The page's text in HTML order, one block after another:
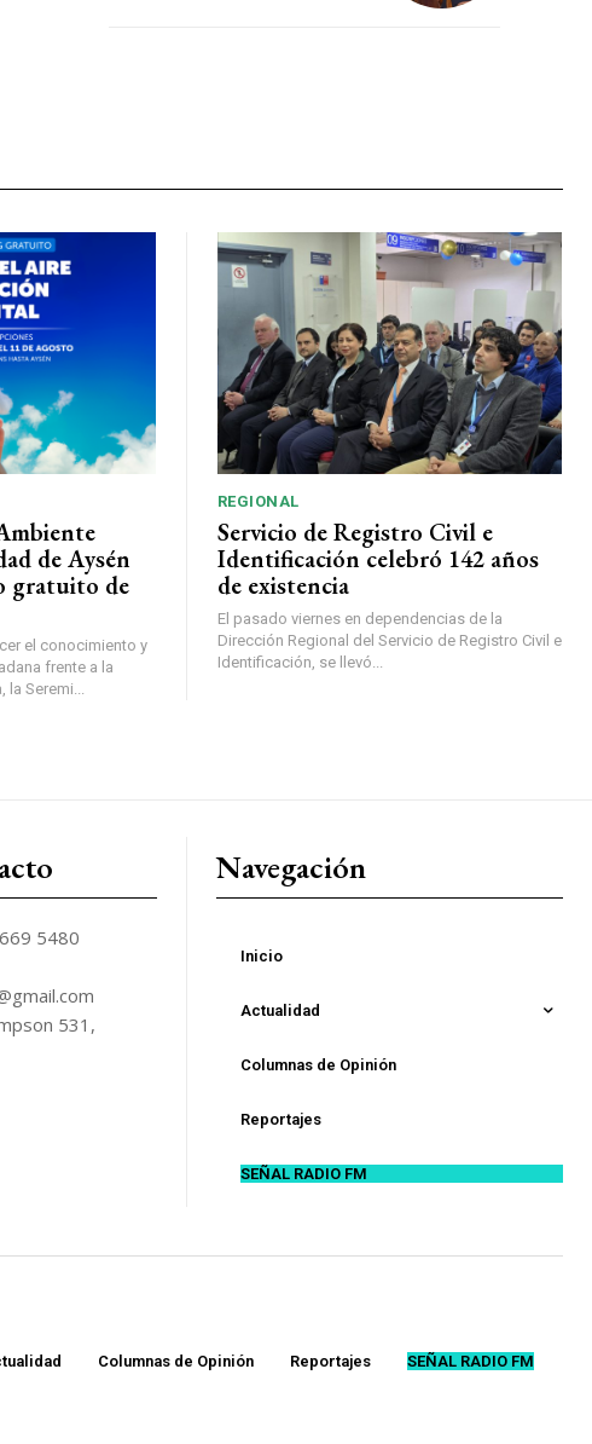
de Aysén
gratuito de
el conocimiento y
frente a la
Seremi...
REGIONAL
Servicio de Registro Civil e
Identificación celebró 142 años
de existencia
El pasado viernes en dependencias de la
Dirección Regional del Servicio de Registro Civil e
Identificación, se llevó...
5480
531,
Navegación
Inicio
Actualidad
Columnas de Opinión
Reportajes
SEÑAL RADIO FM
Columnas de Opinión Reportajes SEÑAL RADIO FM